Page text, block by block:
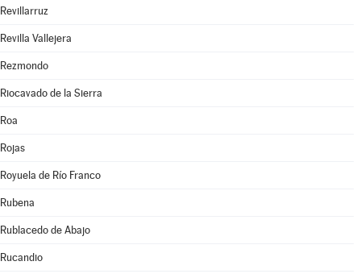
Revillarruz
Revilla Vallejera
Rezmondo
Riocavado de la Sierra
Roa
Rojas
Royuela de Río Franco
Rubena
Rublacedo de Abajo
Rucandio